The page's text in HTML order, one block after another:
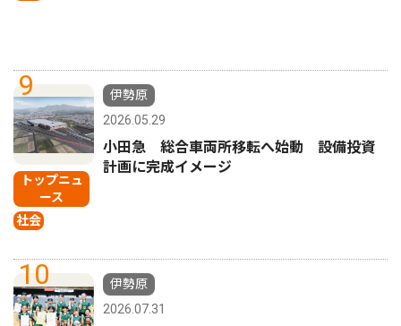
9
トップニュ
ース
社会
伊勢原
2026.05.29
小田急 総合車両所移転へ始動 設備投資
計画に完成イメージ
10
伊勢原
2026.07.31